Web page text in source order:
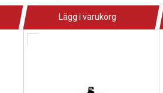
Lägg i varukorg